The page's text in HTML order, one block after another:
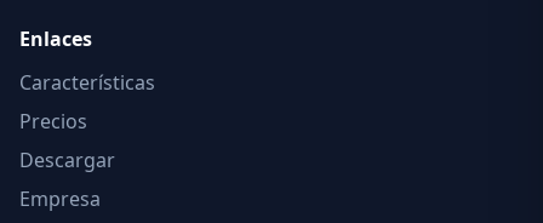
Enlaces
Características
Precios
Descargar
Empresa